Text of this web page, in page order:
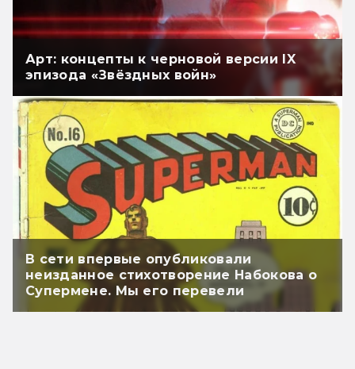
Арт: концепты к черновой версии IX
эпизода «Звёздных войн»
В сети впервые опубликовали
неизданное стихотворение Набокова о
Супермене. Мы его перевели